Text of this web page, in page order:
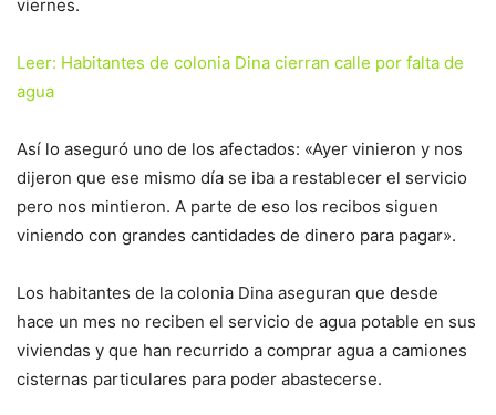
viernes.
Leer: Habitantes de colonia Dina cierran calle por falta de
agua
Así lo aseguró uno de los afectados: «Ayer vinieron y nos
dijeron que ese mismo día se iba a restablecer el servicio
pero nos mintieron. A parte de eso los recibos siguen
viniendo con grandes cantidades de dinero para pagar».
Los habitantes de la colonia Dina aseguran que desde
hace un mes no reciben el servicio de agua potable en sus
viviendas y que han recurrido a comprar agua a camiones
cisternas particulares para poder abastecerse.